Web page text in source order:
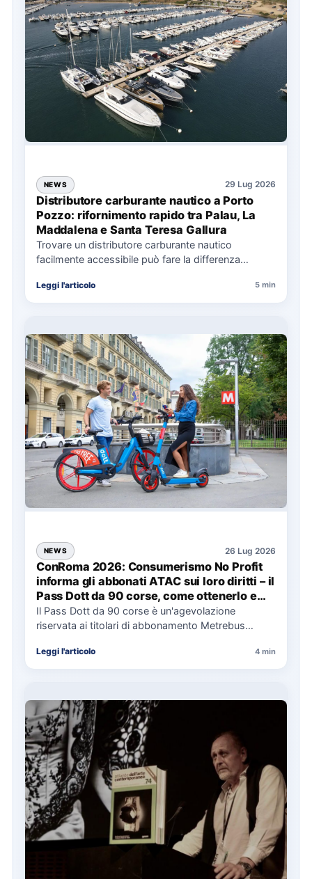
NEWS 29 Lug 2026
Distributore carburante nautico a Porto
Pozzo: rifornimento rapido tra Palau, La
Maddalena e Santa Teresa Gallura
Trovare un distributore carburante nautico
facilmente accessibile può fare la differenza
soprattutto…
Leggi l'articolo 5 min
NEWS 26 Lug 2026
ConRoma 2026: Consumerismo No Profit
informa gli abbonati ATAC sui loro diritti – il
Pass Dott da 90 corse, come ottenerlo e
cosa spetta in caso di disservizi
Il Pass Dott da 90 corse è un'agevolazione
riservata ai titolari di abbonamento Metrebus
Leggi l'articolo 4 min